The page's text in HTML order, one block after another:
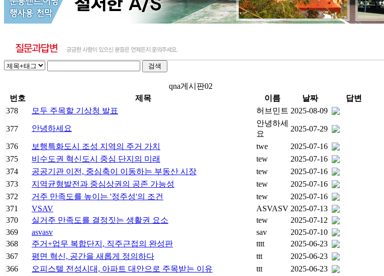
qna게시판02
번호
제목 이름 날짜
답변
378
모두 주목할 기상청 발표 허브민트 2025-08-09
377 안녕하세요
안녕하세
요
2025-07-29
376 보행특화도시 조성 지역의 주거 가치 twe
2025-07-16
375
비수도권 혁신도시 중심 단지의 미래 tew
2025-07-16
374
공공기관 이전, 중심축이 이동하는 부동산 시장 tew
2025-07-16
373
지역균형발전과 중심상권의 공존 가능성 tew
2025-07-16
372
거주 만족도를 높이는 '정주성'의 조건 tew
2025-07-16
371
VSAV ASVASV 2025-07-13
370
실거주 만족도를 결정짓는 생활권 요소 tew
2025-07-12
369
asvasv sav
2025-07-10
368
주거+업무 복합단지, 직주근접의 완성판 tttt
2025-06-23
367
평면 혁신, 공간을 새롭게 정의하다 ttt
2025-06-23
366
오피스텔 전성시대, 아파트 대안으로 주목받는 이유 ttt
2025-06-23